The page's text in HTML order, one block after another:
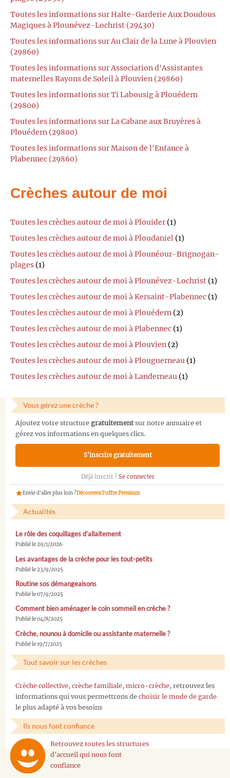
Toutes les informations sur Halte-Garderie Aux Doudous
Magiques à Plounévez-Lochrist (29430)
Toutes les informations sur Au Clair de la Lune à Plouvien
(29860)
Toutes les informations sur Association d'Assistantes
maternelles Rayons de Soleil à Plouvien (29860)
Toutes les informations sur Ti Labousig à Plouédern
(29800)
Toutes les informations sur La Cabane aux Bruyères à
Plouédern (29800)
Toutes les informations sur Maison de l'Enfance à
Plabennec (29860)
Crèches autour de moi
Toutes les crèches autour de moi à Plouider (1)
Toutes les crèches autour de moi à Ploudaniel (1)
Toutes les crèches autour de moi à Plounéour-Brignogan-
plages (1)
Toutes les crèches autour de moi à Plounévez-Lochrist (1)
Toutes les crèches autour de moi à Kersaint-Plabennec (1)
Toutes les crèches autour de moi à Plouédern (2)
Toutes les crèches autour de moi à Plabennec (1)
Toutes les crèches autour de moi à Plouvien (2)
Toutes les crèches autour de moi à Plouguerneau (1)
Toutes les crèches autour de moi à Landerneau (1)
Vous gérez une crèche ?
Ajoutez votre structure gratuitementsur notre annuaire et
gérez vos informations en quelques clics.
S'inscrire gratuitement
Déjà inscrit ? Se connecter
Envie d'aller plus loin ?Découvrez l'offre Premium
Actualités
Le rôle des coquillages d’allaitement
Publié le 29/1/2026
Les avantages de la crèche pour les tout-petits
Publié le 23/9/2025
Routine sos démangeaisons
Publié le 07/9/2025
Comment bien aménager le coin sommeil en crèche ?
Publié le 04/8/2025
Crèche, nounou à domicile ou assistante maternelle ?
Publié le 19/7/2025
Tout savoir sur les crèches
Crèche collective, crèche familiale, micro-crèche, retrouvez les
informations qui vous permettrons de choisir le mode de garde
le plus adapté à vos besoins
Ils nous font confiance
Retrouvez toutes les structures
d'accueil qui nous font
confiance